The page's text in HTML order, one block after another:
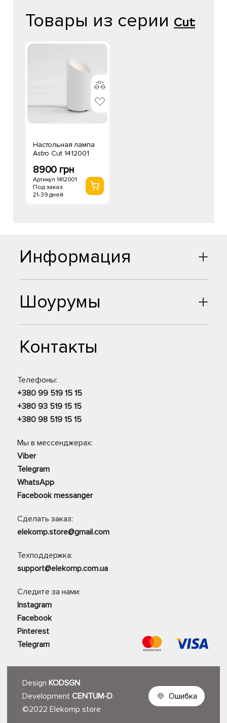
Товары из серии Cut:
Настольная лампа
Astro Cut 1412001
8900 грн
Артикул 1412001
Под заказ
21-39 дней
Шоурумы
Контакты
Телефоны:
+380 99 519 15 15
+380 93 519 15 15
+380 98 519 15 15
Мы в мессенджерах:
Viber
Telegram
WhatsApp
Facebook messanger
Сделать заказ:
elekomp.store@gmail.com
Техподдержка:
support@elekomp.com.ua
Следите за нами:
Instagram
Facebook
Pinterest
Telegram
Информация
Design KODSGN
Development CENTUM-D
©2022 Elekomp store
Ошибка